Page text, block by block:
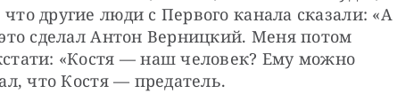
другие люди с Первого канала сказали: «А
сделал Антон Верницкий. Меня потом
«Костя — наш человек? Ему можно
что Костя — предатель.